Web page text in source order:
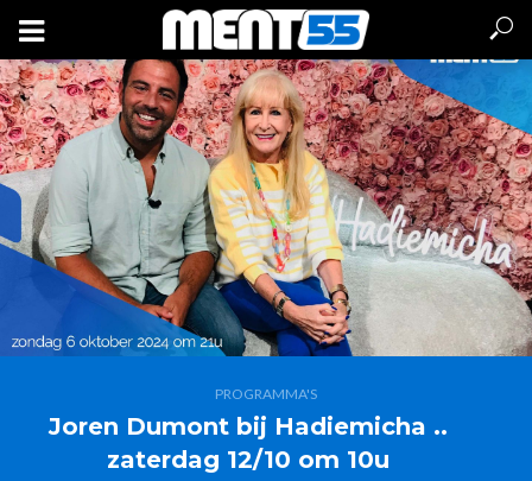
PROGRAMMA'S
Joren Dumont bij Hadiemicha ..
zaterdag 12/10 om 10u